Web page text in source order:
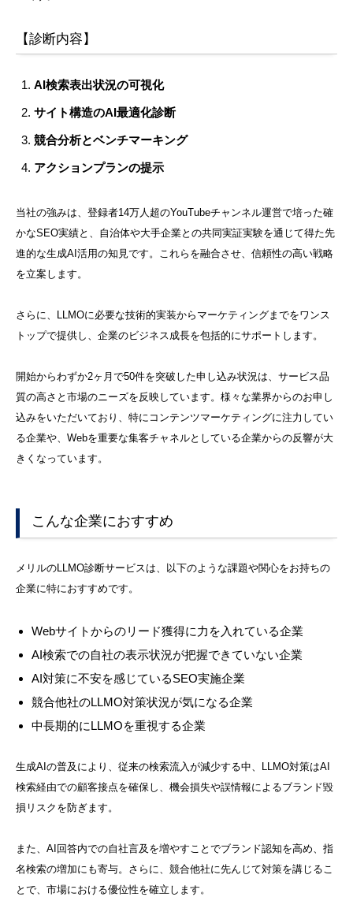
【診断内容】
AI検索表出状況の可視化
サイト構造のAI最適化診断
競合分析とベンチマーキング
アクションプランの提示
当社の強みは、登録者14万人超のYouTubeチャンネル運営で培った確
かなSEO実績と、自治体や大手企業との共同実証実験を通じて得た先
進的な生成AI活用の知見です。これらを融合させ、信頼性の高い戦略
を立案します。
さらに、LLMOに必要な技術的実装からマーケティングまでをワンス
トップで提供し、企業のビジネス成長を包括的にサポートします。
開始からわずか2ヶ月で50件を突破した申し込み状況は、サービス品
質の高さと市場のニーズを反映しています。様々な業界からのお申し
込みをいただいており、特にコンテンツマーケティングに注力してい
る企業や、Webを重要な集客チャネルとしている企業からの反響が大
きくなっています。
こんな企業におすすめ
メリルのLLMO診断サービスは、以下のような課題や関心をお持ちの
企業に特におすすめです。
Webサイトからのリード獲得に力を入れている企業
AI検索での自社の表示状況が把握できていない企業
AI対策に不安を感じているSEO実施企業
競合他社のLLMO対策状況が気になる企業
中長期的にLLMOを重視する企業
生成AIの普及により、従来の検索流入が減少する中、LLMO対策はAI
検索経由での顧客接点を確保し、機会損失や誤情報によるブランド毀
損リスクを防ぎます。
また、AI回答内での自社言及を増やすことでブランド認知を高め、指
名検索の増加にも寄与。さらに、競合他社に先んじて対策を講じるこ
とで、市場における優位性を確立します。